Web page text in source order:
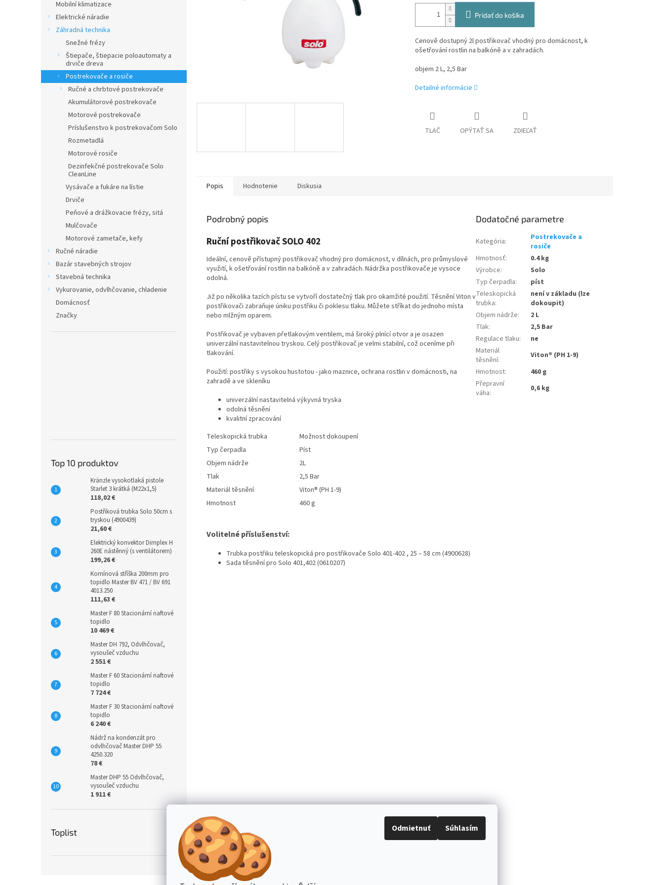
Odmietnuť Súhlasím
Mobilní klimatizace
Elektrické náradie
Záhradná technika
Snežné frézy
Štiepače, štiepacie poloautomaty a
drviče dreva
Postrekovače a rosiče
Ručné a chrbtové postrekovače
Akumulátorové postrekovače
Motorové postrekovače
Príslušenstvo k postrekovačom Solo
Rozmetadlá
Motorové rosiče
Dezinfekčné postrekovače Solo
CleanLine
Vysávače a fukáre na lístie
Drviče
Peňové a drážkovacie frézy, sitá
Mulčovače
Motorové zametače, kefy
Ručné náradie
Bazár stavebných strojov
Stavebná technika
Vykurovanie, odvlhčovanie, chladenie
Domácnosť
Značky
Top 10 produktov
Kränzle vysokotlaká pistole
Starlet 3 krátká (M22x1,5)
118,02 €
Postřiková trubka Solo 50cm s
tryskou (4900439)
21,60 €
Elektrický konvektor Dimplex H
260E nástěnný (s ventilátorem)
199,26 €
Komínová stříška 200mm pro
topidlo Master BV 471 / BV 691
4013.250
111,63 €
Master F 80 Stacionární naftové
topidlo
10 469 €
Master DH 792, Odvlhčovač,
vysoušeč vzduchu
2 551 €
Master F 60 Stacionární naftové
topidlo
7 724 €
Master F 30 Stacionární naftové
topidlo
6 240 €
Nádrž na kondenzát pro
odvlhčovač Master DHP 55
4250.320
78 €
Master DHP 55 Odvlhčovač,
vysoušeč vzduchu
1 911 €
Toplist
Pridať do košíka
Cenově dostupný 2l postřikovač vhodný pro domácnost, k
ošetřování rostlin na balkóně a v zahradách.
objem 2 L, 2,5 Bar
Detailné informácie
TLAČ OPÝTAŤ SA ZDIEĽAŤ
Popis Hodnotenie Diskusia
Podrobný popis
Ruční postřikovač SOLO 402
Ideální, cenově přístupný postřikovač vhodný pro domácnost, v dílnách, pro průmyslové
využití, k ošetřování rostlin na balkóně a v zahradách. Nádržka postřikovače je vysoce
odolná.
Již po několika tazích pístu se vytvoří dostatečný tlak pro okamžité použití. Těsnění Viton v
postřikovači zabraňuje úniku postřiku či poklesu tlaku. Můžete stříkat do jednoho místa
nebo mlžným oparem.
Postřikovač je vybaven přetlakovým ventilem, má široký plnící otvor a je osazen
univerzální nastavitelnou tryskou. Celý postřikovač je velmi stabilní, což oceníme při
tlakování.
Použití: postřiky s vysokou hustotou - jako maznice, ochrana rostlin v domácnosti, na
zahradě a ve skleníku
univerzální nastavitelná výkyvná tryska
odolná těsnění
kvalitní zpracování
Teleskopická trubka
Možnost dokoupení
Typ čerpadla
Píst
Objem nádrže
2L
Tlak
2,5 Bar
Materiál těsnění
Viton® (PH 1-9)
Hmotnost
460 g
Volitelné příslušenství:
Trubka postřiku teleskopická pro postřikovače Solo 401-402 , 25 – 58 cm (4900628)
Sada těsnění pro Solo 401,402 (0610207)
Dodatočné parametre
Kategória:
Postrekovače a
rosiče
Hmotnosť:
0.4 kg
Výrobce:
Solo
Typ čerpadla:
píst
Teleskopická
trubka:
není v základu (lze
dokoupit)
Objem nádrže:
2 L
Tlak:
2,5 Bar
Regulace tlaku:
ne
Materiál
těsnění:
Viton® (PH 1-9)
Hmotnost:
460 g
Přepravní
váha: 0,6 kg